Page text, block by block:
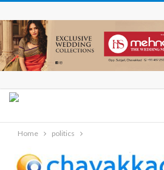
Home politics